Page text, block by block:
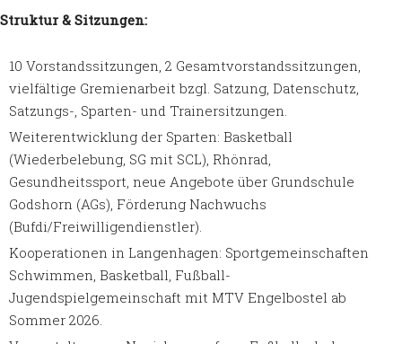
Struktur & Sitzungen:
10 Vorstandssitzungen, 2 Gesamtvorstandssitzungen,
vielfältige Gremienarbeit bzgl. Satzung, Datenschutz,
Satzungs-, Sparten- und Trainersitzungen.
Weiterentwicklung der Sparten: Basketball
(Wiederbelebung, SG mit SCL), Rhönrad,
Gesundheitssport, neue Angebote über Grundschule
Godshorn (AGs), Förderung Nachwuchs
(Bufdi/Freiwilligendienstler).
Kooperationen in Langenhagen: Sportgemeinschaften
Schwimmen, Basketball, Fußball-
Jugendspielgemeinschaft mit MTV Engelbostel ab
Sommer 2026.